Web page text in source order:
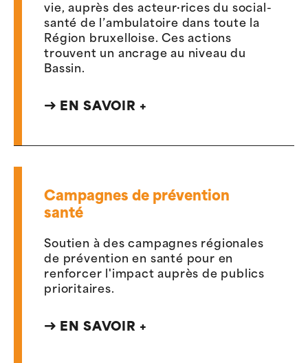
vie, auprès des acteur·rices du social-
santé de l’ambulatoire dans toute la
Région bruxelloise. Ces actions
trouvent un ancrage au niveau du
Bassin.
EN SAVOIR +
Campagnes de prévention
santé
Soutien à des campagnes régionales
de prévention en santé pour en
renforcer l'impact auprès de publics
prioritaires.
EN SAVOIR +